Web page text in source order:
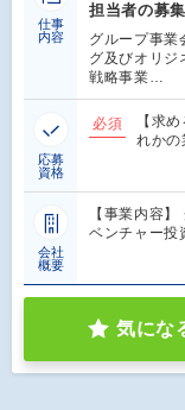
仕事
内容
担当者の募集
グループ事業
グ及びオリジ
戦略事業…
応募
資格
必須
【求
れか
会社
概要
【事業内容
ベンチャー
気にな